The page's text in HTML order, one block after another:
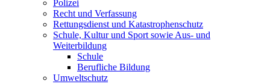
Polizei
Recht und Verfassung
Rettungsdienst und Katastrophenschutz
Schule, Kultur und Sport sowie Aus- und
Weiterbildung
Schule
Berufliche Bildung
Umweltschutz